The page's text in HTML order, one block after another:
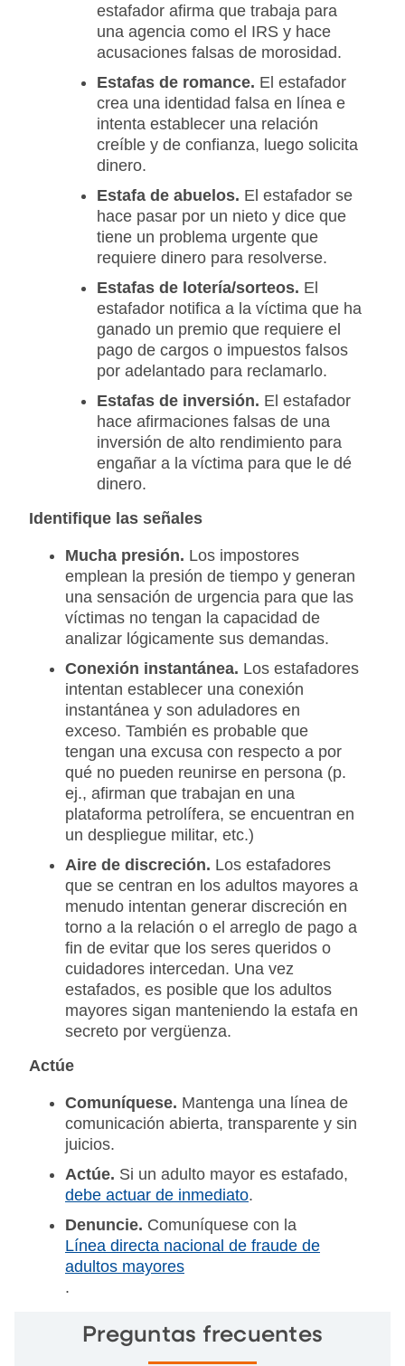
estafador afirma que trabaja para
una agencia como el IRS y hace
acusaciones falsas de morosidad.
Estafas de romance. El estafador
crea una identidad falsa en línea e
intenta establecer una relación
creíble y de confianza, luego solicita
dinero.
Estafa de abuelos. El estafador se
hace pasar por un nieto y dice que
tiene un problema urgente que
requiere dinero para resolverse.
Estafas de lotería/sorteos. El
estafador notifica a la víctima que ha
ganado un premio que requiere el
pago de cargos o impuestos falsos
por adelantado para reclamarlo.
Estafas de inversión. El estafador
hace afirmaciones falsas de una
inversión de alto rendimiento para
engañar a la víctima para que le dé
dinero.
Identifique las señales
Mucha presión. Los impostores
emplean la presión de tiempo y generan
una sensación de urgencia para que las
víctimas no tengan la capacidad de
analizar lógicamente sus demandas.
Conexión instantánea. Los estafadores
intentan establecer una conexión
instantánea y son aduladores en
exceso. También es probable que
tengan una excusa con respecto a por
qué no pueden reunirse en persona (p.
ej., afirman que trabajan en una
plataforma petrolífera, se encuentran en
un despliegue militar, etc.)
Aire de discreción. Los estafadores
que se centran en los adultos mayores a
menudo intentan generar discreción en
torno a la relación o el arreglo de pago a
fin de evitar que los seres queridos o
cuidadores intercedan. Una vez
estafados, es posible que los adultos
mayores sigan manteniendo la estafa en
secreto por vergüenza.
Actúe
Comuníquese. Mantenga una línea de
comunicación abierta, transparente y sin
juicios.
Actúe. Si un adulto mayor es estafado,
debe actuar de inmediato.
Denuncie. Comuníquese con la
Línea directa nacional de fraude de
adultos mayores
.
Preguntas frecuentes